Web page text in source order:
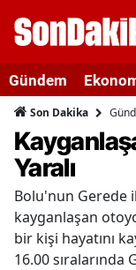
Gündem
Son Dakika
Yaralı
Bolu'nun Gerede
kayganlaşan
bir kişi hayatını
16.00